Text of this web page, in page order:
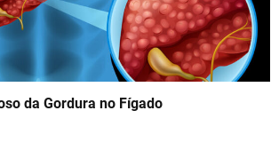
da Gordura no Fígado